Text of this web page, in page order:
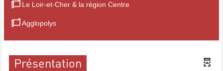
Le Loir-et-Cher & la région Centre
Agglopolys
Présentation